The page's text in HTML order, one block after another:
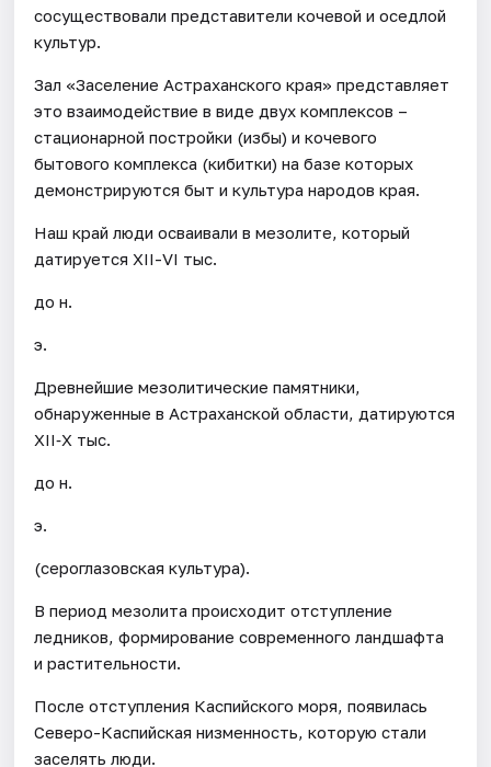
сосуществовали представители кочевой и оседлой
культур.
Зал «Заселение Астраханского края» представляет
это взаимодействие в виде двух комплексов –
стационарной постройки (избы) и кочевого
бытового комплекса (кибитки) на базе которых
демонстрируются быт и культура народов края.
Наш край люди осваивали в мезолите, который
датируется XII-VI тыс.
до н.
э.
Древнейшие мезолитические памятники,
обнаруженные в Астраханской области, датируются
XII‐X тыс.
до н.
э.
(сероглазовская культура).
В период мезолита происходит отступление
ледников, формирование современного ландшафта
и растительности.
После отступления Каспийского моря, появилась
Северо-Каспийская низменность, которую стали
заселять люди.